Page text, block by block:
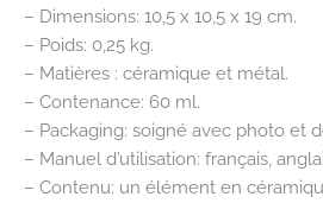
– Dimensions: 10,5 x 10,5 x 19 cm.
– Poids: 0,25 kg.
– Matières : céramique et métal.
– Contenance: 60 ml.
– Packaging: soigné avec photo et
– Manuel d’utilisation: français,
– Contenu: un élément en